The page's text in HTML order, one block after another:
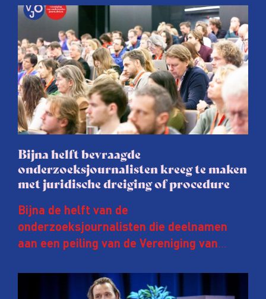
Bijna helft bevraagde
onderzoeksjournalisten kreeg te maken
met juridische dreiging of procedure
Bijna de helft van de
onderzoeksjournalisten die deelnamen
aan een peiling van de Vereniging van
afgelopen twee jaar te maken met
juridische dreiging of een juridische